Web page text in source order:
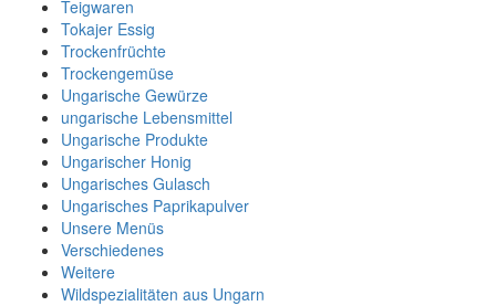
Teigwaren
Tokajer Essig
Trockenfrüchte
Trockengemüse
Ungarische Gewürze
ungarische Lebensmittel
Ungarische Produkte
Ungarischer Honig
Ungarisches Gulasch
Ungarisches Paprikapulver
Unsere Menüs
Verschiedenes
Weitere
Wildspezialitäten aus Ungarn